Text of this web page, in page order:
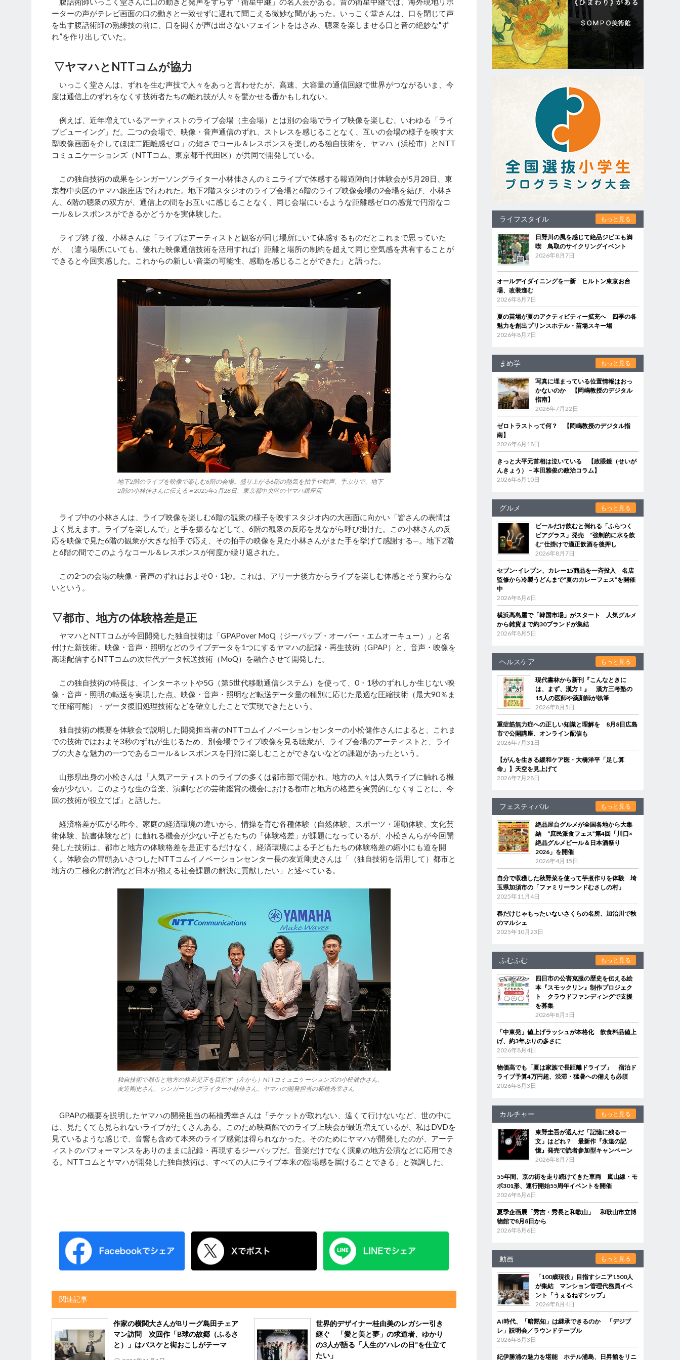
ーターの声がテレビ画面の口の動きと一致せずに遅れて聞こえる微妙な間があった。いっこく堂さんは、口を閉じて声
を出す腹話術師の熟練技の前に、口を開くが声は出さないフェイントをはさみ、聴衆を楽しませる口と音の絶妙な‟ず
れ”を作り出していた。
▽ヤマハとNTTコムが協力
いっこく堂さんは、ずれを生む声技で人々をあっと言わせたが、高速、大容量の通信回線で世界がつながるいま、今
度は通信上のずれをなくす技術者たちの離れ技が人々を驚かせる番かもしれない。
例えば、近年増えているアーティストのライブ会場（主会場）とは別の会場でライブ映像を楽しむ、いわゆる「ライ
ブビューイング」だ。二つの会場で、映像・音声通信のずれ、ストレスを感じることなく、互いの会場の様子を映す大
型映像画面を介してほぼ二距離感ゼロ」の短さでコール＆レスポンスを楽しめる独自技術を、ヤマハ（浜松市）とNTT
コミュニケーションズ（NTTコム、東京都千代田区）が共同で開発している。
この独自技術の成果をシンガーソングライター小林佳さんのミニライブで体感する報道陣向け体験会が5月28日、東
京都中央区のヤマハ銀座店で行われた。地下2階スタジオのライブ会場と6階のライブ映像会場の2会場を結び、小林さ
ん、6階の聴衆の双方が、通信上の間をお互いに感じることなく、同じ会場にいるような距離感ゼロの感覚で円滑なコ
ール＆レスポンスができるかどうかを実体験した。
ライブ終了後、小林さんは「ライブはアーティストと観客が同じ場所にいて体感するものだとこれまで思っていた
が、（違う場所にいても、優れた映像通信技術を活用すれば）距離と場所の制約を超えて同じ空気感を共有することが
できると今回実感した。これからの新しい音楽の可能性、感動を感じることができた」と語った。
地下2階のライブを映像で楽しむ6階の会場。盛り上がる6階の熱気を拍手や歓声、手ぶりで、地下
2階の小林佳さんに伝える＝2025年5月28日、東京都中央区のヤマハ銀座店
ライブ中の小林さんは、ライブ映像を楽しむ6階の観衆の様子を映すスタジオ内の大画面に向かい「皆さんの表情は
よく見えます。ライブを楽しんで」と手を振るなどして、6階の観衆の反応を見ながら呼び掛けた。この小林さんの反
応を映像で見た6階の観衆が大きな拍手で応え、その拍手の映像を見た小林さんがまた手を挙げて感謝する—。地下2階
と6階の間でこのようなコール＆レスポンスが何度か繰り返された。
この2つの会場の映像・音声のずれはおよそ0・1秒。これは、アリーナ後方からライブを楽しむ体感とそう変わらな
いという。
▽都市、地方の体験格差是正
ヤマハとNTTコムが今回開発した独自技術は「GPAPover MoQ（ジーパップ・オーバー・エムオーキュー）」と名
付けた新技術。映像・音声・照明などのライブデータを1つにするヤマハの記録・再生技術（GPAP）と、音声・映像を
高速配信するNTTコムの次世代データ転送技術（MoQ）を融合させて開発した。
この独自技術の特長は、インターネットや5G（第5世代移動通信システム）を使って、0・1秒のずれしか生じない映
像・音声・照明の転送を実現した点。映像・音声・照明など転送データ量の種別に応じた最適な圧縮技術（最大90％ま
で圧縮可能）・データ復旧処理技術などを確立したことで実現できたという。
独自技術の概要を体験会で説明した開発担当者のNTTコムイノベーションセンターの小松健作さんによると、これま
での技術ではおよそ3秒のずれが生じるため、別会場でライブ映像を見る聴衆が、ライブ会場のアーティストと、ライ
ブの大きな魅力の一つであるコール＆レスポンスを円滑に楽しむことができないなどの課題があったという。
山形県出身の小松さんは「人気アーティストのライブの多くは都市部で開かれ、地方の人々は人気ライブに触れる機
会が少ない。このような生の音楽、演劇などの芸術鑑賞の機会における都市と地方の格差を実質的になくすことに、今
回の技術が役立てば」と話した。
経済格差が広がる昨今、家庭の経済環境の違いから、情操を育む各種体験（自然体験、スポーツ・運動体験、文化芸
術体験、読書体験など）に触れる機会が少ない子どもたちの「体験格差」が課題になっているが、小松さんらが今回開
発した技術は、都市と地方の体験格差を是正するだけなく、経済環境による子どもたちの体験格差の縮小にも道を開
く。体験会の冒頭あいさつしたNTTコムイノベーションセンター長の友近剛史さんは「（独自技術を活用して）都市と
地方の二極化の解消など日本が抱える社会課題の解決に貢献したい」と述べている。
独自技術で都市と地方の格差是正を目指す（左から）NTTコミュニケーションズの小松健作さん、
友近剛史さん、シンガーソングライター小林佳さん、ヤマハの開発担当の柘植秀幸さん
GPAPの概要を説明したヤマハの開発担当の柘植秀幸さんは「チケットが取れない、遠くて行けないなど、世の中に
は、見たくても見られないライブがたくさんある。このため映画館でのライブ上映会が最近増えているが、私はDVDを
見ているような感じで、音響も含めて本来のライブ感覚は得られなかった。そのためにヤマハが開発したのが、アーテ
ィストのパフォーマンスをありのままに記録・再現するジーパップだ。音楽だけでなく演劇の地方公演などに応用でき
る。NTTコムとヤマハが開発した独自技術は、すべての人にライブ本来の臨場感を届けることできる」と強調した。
関連記事
作家の横関大さんがBリーグ島田チェア
マン訪問 次回作「B球の故郷（ふるさ
と）」はバスケと街おこしがテーマ
世界的デザイナー桂由美のレガシー引き
継ぐ 「愛と美と夢」の求道者、ゆかり
の3人が語る「人生の“ハレの日”を仕立て
たい」
ライフスタイル もっと見る
日野川の風を感じて絶品ジビエも満
喫 鳥取のサイクリングイベント
2026年8月7日
オールデイダイニングを一新 ヒルトン東京お台
場、改装進む
2026年8月7日
夏の苗場が夏のアクティビティー拡充へ 四季の各
魅力を創出プリンスホテル・苗場スキー場
2026年8月7日
まめ学 もっと見る
写真に埋まっている位置情報はおっ
かないのか 【岡嶋教授のデジタル
指南】
2026年7月22日
ゼロトラストって何？ 【岡嶋教授のデジタル指
南】
2026年6月18日
きっと大平元首相は泣いている 【政眼鏡（せいが
んきょう）－本田雅俊の政治コラム】
2026年6月10日
グルメ もっと見る
ビールだけ飲むと倒れる「ふらつく
ビアグラス」発売 “強制的に水を飲
む”仕掛けで適正飲酒を後押し
2026年8月7日
セブン‐イレブン、カレー15商品を一斉投入 名店
監修から冷製うどんまで“夏のカレーフェス”を開催
中
2026年8月6日
横浜高島屋で「韓国市場」がスタート 人気グルメ
から雑貨まで約30ブランドが集結
2026年8月5日
ヘルスケア もっと見る
現代書林から新刊『こんなときに
は、まず、漢方！』 漢方三考塾の
15人の医師や薬剤師が執筆
2026年8月5日
重症筋無力症への正しい知識と理解を 8月8日広島
市で公開講座、オンライン配信も
2026年7月31日
【がんを生きる緩和ケア医・大橋洋平「足し算
命」】天空を見上げて
2026年7月28日
フェスティバル もっと見る
絶品屋台グルメが全国各地から大集
結 “庶民派食フェス”第4回「川口×
絶品グルメビール＆日本酒祭り
2026」を開催
2026年4月15日
自分で収穫した秋野菜を使って芋煮作りを体験 埼
玉県加須市の「ファミリーランドむさしの村」
2025年11月4日
春だけじゃもったいないさくらの名所、加治川で秋
のマルシェ
2025年10月23日
ふむふむ もっと見る
四日市の公害克服の歴史を伝える絵
本『スモックリン』制作プロジェク
ト クラウドファンディングで支援
を募集
2026年8月5日
「中東発」値上げラッシュが本格化 飲食料品値上
げ、約3年ぶりの多さに
2026年8月4日
物価高でも「夏は家族で長距離ドライブ」 宿泊ド
ライブ予算4万円超、渋滞・猛暑への備えも必須
2026年8月3日
カルチャー もっと見る
東野圭吾が選んだ「記憶に残る一
文」はどれ？ 最新作『永遠の記
憶』発売で読者参加型キャンペーン
2026年8月7日
55年間、京の街を走り続けてきた車両 嵐山線・モ
ボ301形、運行開始55周年イベントを開催
2026年8月6日
夏季企画展「秀吉・秀長と和歌山」 和歌山市立博
物館で8月8日から
2026年8月6日
動画 もっと見る
「100歳現役」目指すシニア1500人
が集結 マンション管理代務員イベ
ント「うぇるねすシップ」
2026年8月4日
AI時代、「暗黙知」は継承できるのか 「デジブ
レ」説明会／ラウンドテーブル
2026年8月3日
紀伊勝浦の魅力を堪能 ホテル浦島、日昇館をリニ